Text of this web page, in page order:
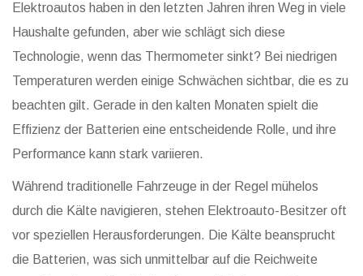
Elektroautos haben in den letzten Jahren ihren Weg in viele
Haushalte gefunden, aber wie schlägt sich diese
Technologie, wenn das Thermometer sinkt? Bei niedrigen
Temperaturen werden einige Schwächen sichtbar, die es zu
beachten gilt. Gerade in den kalten Monaten spielt die
Effizienz der Batterien eine entscheidende Rolle, und ihre
Performance kann stark variieren.
Während traditionelle Fahrzeuge in der Regel mühelos
durch die Kälte navigieren, stehen Elektroauto-Besitzer oft
vor speziellen Herausforderungen. Die Kälte beansprucht
die Batterien, was sich unmittelbar auf die Reichweite